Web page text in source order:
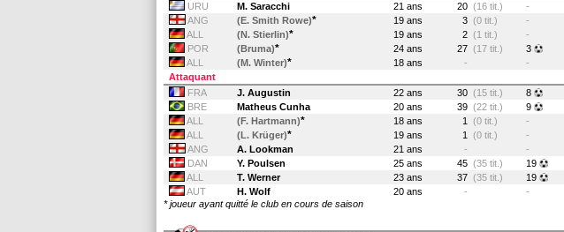
URU
M. Saracchi 21 ans 20 (16 tit.) -
ANG
(E. Smith Rowe)* 19 ans 3 (0 tit.) -
ALL
(N. Stierlin)* 19 ans 2 (1 tit.) -
POR
(Bruma)* 24 ans 27 (17 tit.) 3
ALL
(M. Winter)* 18 ans - -
Attaquant
FRA
J. Augustin 22 ans 30 (15 tit.) 8
BRE
Matheus Cunha 20 ans 39 (22 tit.) 9
ALL
(F. Hartmann)* 18 ans 1 (0 tit.) -
ALL
(L. Krüger)* 19 ans 1 (0 tit.) -
ANG
A. Lookman 21 ans - -
DAN
Y. Poulsen 25 ans 45 (35 tit.) 19
ALL
T. Werner 23 ans 37 (35 tit.) 19
AUT
H. Wolf 20 ans - -
* joueur ayant quitté le club en cours de saison